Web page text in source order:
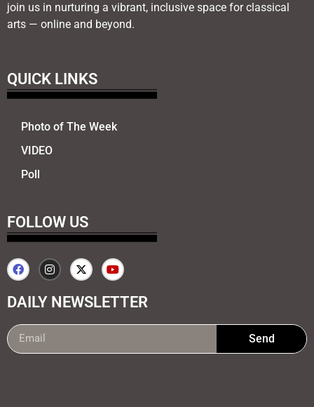
join us in nurturing a vibrant, inclusive space for classical
arts — online and beyond.
QUICK LINKS
Photo of The Week
VIDEO
Poll
FOLLOW US
DAILY NEWSLETTER
Send